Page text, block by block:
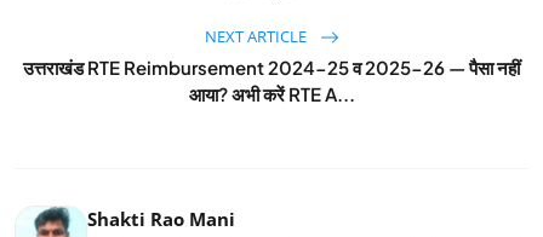
NEXT ARTICLE
उत्तराखंड RTE Reimbursement 2024-25 व 2025-26 — पैसा नहीं
आया? अभी करें RTE A...
Shakti Rao Mani